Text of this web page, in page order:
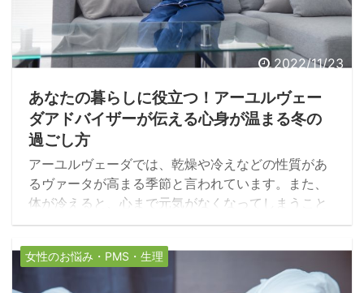
2022/11/23
あなたの暮らしに役立つ！アーユルヴェー
ダアドバイザーが伝える心身が温まる冬の
過ごし方
アーユルヴェーダでは、乾燥や冷えなどの性質があ
るヴァータが高まる季節と言われています。また、
体が冷えると、心まで元気がなくなってしまうこと
もあるでしょう。ヴァータ が過剰に増え過ぎないよ
うにするには、体を潤すことや温めることが大切で
す。今回は、冬の時期に感じやすい心身の不調を紹
女性のお悩み・PMS・生理